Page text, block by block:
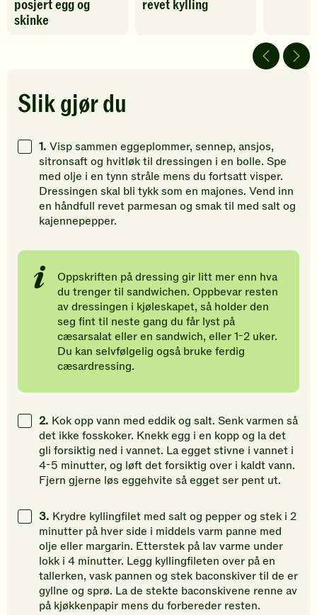
har
fått
Klikk
for
gi
din
vurdering.
posjert egg og
skinke
har
denne
oppskriften.
revet kylling
av
5
din
Slik gjør du
1. Visp sammen eggeplommer, sennep, ansjos,
sitronsaft og hvitløk til dressingen i en bolle. Spe
med olje i en tynn stråle mens du fortsatt visper.
Dressingen skal bli tykk som en majones. Vend inn
en håndfull revet parmesan og smak til med salt og
kajennepepper.
Oppskriften på dressing gir litt mer enn hva
du trenger til sandwichen. Oppbevar resten
av dressingen i kjøleskapet, så holder den
seg fint til neste gang du får lyst på
cæsarsalat eller en sandwich, eller 1-2 uker.
Du kan selvfølgelig også bruke ferdig
cæsardressing.
2. Kok opp vann med eddik og salt. Senk varmen så
det ikke fosskoker. Knekk egg i en kopp og la det
gli forsiktig ned i vannet. La egget stivne i vannet i
4-5 minutter, og løft det forsiktig over i kaldt vann.
Fjern gjerne løs eggehvite så egget ser pent ut.
3. Krydre kyllingfilet med salt og pepper og stek i 2
minutter på hver side i middels varm panne med
olje eller margarin. Etterstek på lav varme under
lokk i 4 minutter. Legg kyllingfileten over på en
tallerken, vask pannen og stek baconskiver til de er
gyllne og sprø. La de stekte baconskivene renne av
på kjøkkenpapir mens du forbereder resten.